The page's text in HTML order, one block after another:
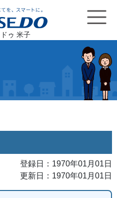
ゥ 米子
登録日：1970年01月01日
更新日：1970年01月01日